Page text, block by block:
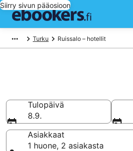
Siirry sivun pääosioon
Turku Ruissalo – hotellit
Tulopäivä
8.9.
Asiakkaat
1 huone, 2 asiakasta